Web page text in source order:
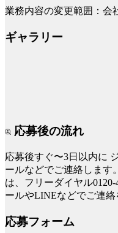
業務内容の変更範囲：会
ギャラリー
応募後の流れ
応募後すぐ〜3日以内に
ールなどでご連絡します。
は、フリーダイヤル
ールやLINEなどでご連絡
応募フォーム